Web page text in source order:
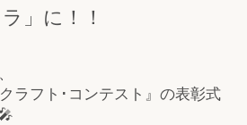
」に！！
ラフト･コンテスト』の表彰式